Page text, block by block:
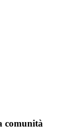
comunità